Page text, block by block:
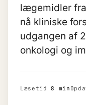
lægemidler
nå kliniske
udgangen af
onkologi og
Læsetid8 min